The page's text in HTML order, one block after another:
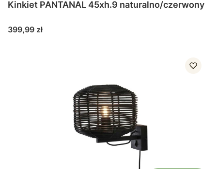
Kinkiet PANTANAL 45xh.9 naturalno/czerwony
Cena
399,99 zł